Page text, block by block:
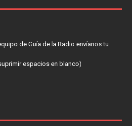
de Guía de la Radio envíanos tu
espacios en blanco)